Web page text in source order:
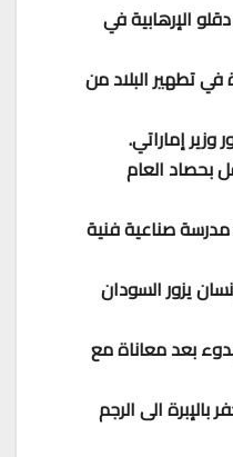
الإرهابية في
في تطهير البلاد من
إماراتي.
بحصاد العام
رئيس الوزراء يوجه بإنشاء 20 مدرسة صناعية فنية
يزور السودان
بعد معاناة مع
بالإبرة الى الرجم